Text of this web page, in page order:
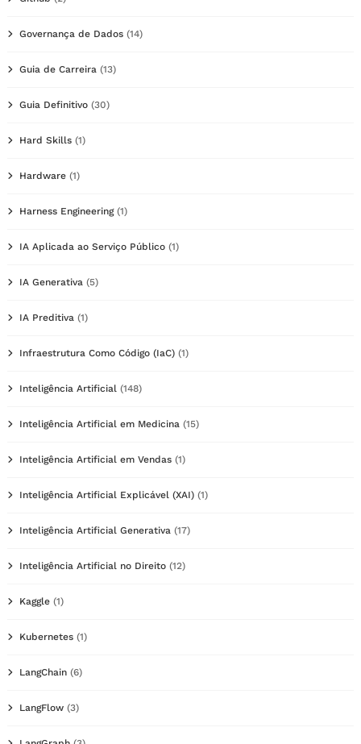
Governança de Dados (14)
Guia de Carreira (13)
Guia Definitivo (30)
Hard Skills (1)
Hardware (1)
Harness Engineering(1)
IA Aplicada ao Serviço Público (1)
IA Generativa (5)
IA Preditiva (1)
Infraestrutura Como Código (IaC) (1)
Inteligência Artificial (148)
Inteligência Artificial em Medicina (15)
Inteligência Artificial em Vendas (1)
Inteligência Artificial Explicável (XAI) (1)
Inteligência Artificial Generativa (17)
Inteligência Artificial no Direito (12)
Kaggle (1)
Kubernetes (1)
LangChain (6)
LangFlow (3)